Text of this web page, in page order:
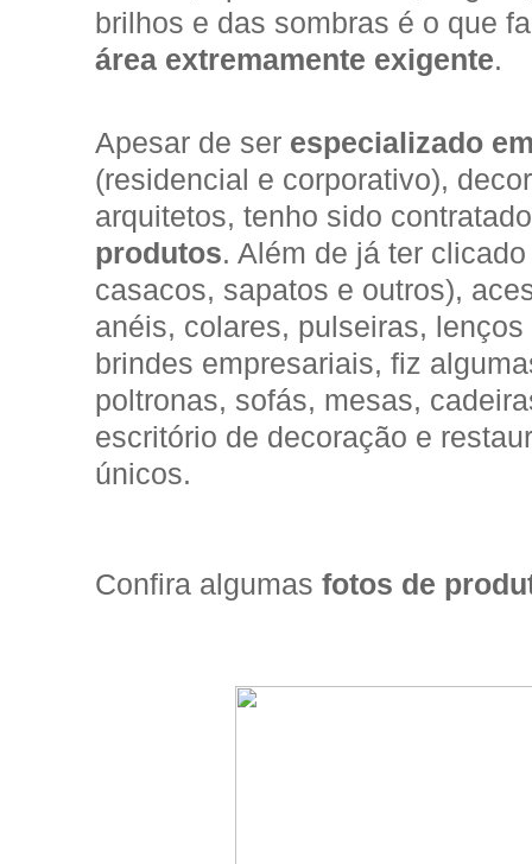
brilhos e das sombras é o que
área extremamente exigente.
Apesar de ser especializado
(residencial e corporativo),
arquitetos, tenho sido
produtos. Além de já ter
casacos, sapatos e outros),
anéis, colares, pulseiras,
brindes empresariais, fiz
poltronas, sofás, mesas,
escritório de decoração e
únicos.
Confira algumas fotos de